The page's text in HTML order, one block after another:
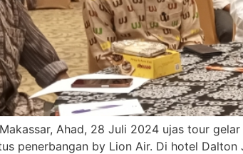
Ahad, 28 Juli 2024 ujas tour
penerbangan by Lion Air. Di hotel